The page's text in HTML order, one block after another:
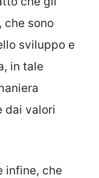
che sono
sviluppo e
in tale
dai valori
infine, che